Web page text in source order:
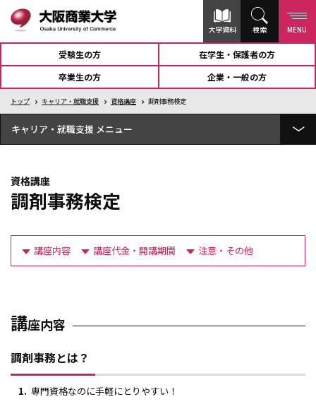
大学資料 検索 MENU
受験生の方
在学生・保護者の方
卒業生の方
企業・一般の方
トップ キャリア・就職支援 資格講座 調剤事務検定
キャリア・就職支援
個別就職サポート
インターンシップ
求人について（企業向け）
資格講座
調剤事務検定
講座内容 講座代金・開講期間 注意・その他
講座内容
調剤事務とは？
専門資格なのに手軽にとりやすい！